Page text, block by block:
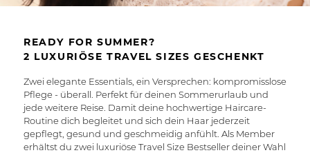
READY FOR SUMMER?
2 LUXURIÖSE TRAVEL SIZES GESCHENKT
Zwei elegante Essentials, ein Versprechen: kompromisslose
Pflege - überall. Perfekt für deinen Sommerurlaub und
jede weitere Reise. Damit deine hochwertige Haircare-
Routine dich begleitet und sich dein Haar jederzeit
gepflegt, gesund und geschmeidig anfühlt. Als Member
erhältst du zwei luxuriöse Travel Size Bestseller deiner Wahl